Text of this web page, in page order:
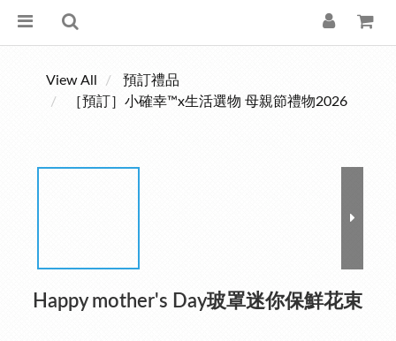
View All
預訂禮品
［預訂］小確幸™x生活選物 母親節禮物2026
Happy mother's Day玻罩迷你保鮮花束